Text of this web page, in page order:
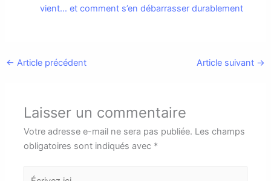
vient… et comment s’en débarrasser durablement
← Article précédent Article suivant →
Laisser un commentaire
Votre adresse e-mail ne sera pas publiée. Les champs
obligatoires sont indiqués avec *
Écrivez